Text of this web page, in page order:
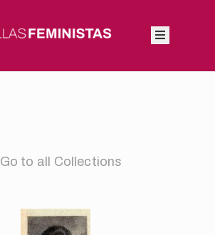
Go to all Collections